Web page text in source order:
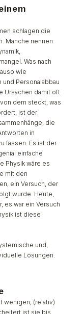
schlagen die
Manche nennen
Was nach
wie
Personalabbau
Ursachen damit oft
dem steckt, was
ist der
die
in
fassen. Es ist der
einfache
Physik wäre es
mit den
ein Versuch, der
wurde. Heute,
es war ein Versuch
ist diese
und,
Lösungen.
wenigen, (relativ)
ist sie bis